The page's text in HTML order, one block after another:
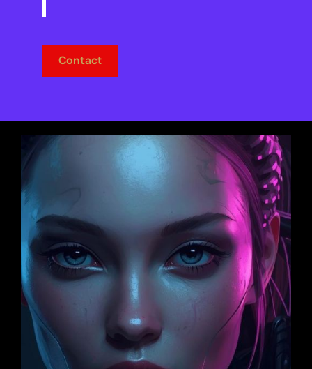
Contact